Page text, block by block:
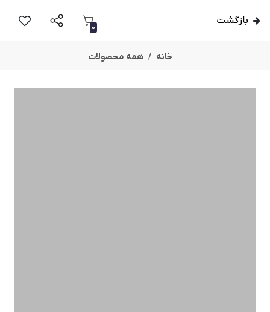
بازگشت
0
خانه همه محصولات